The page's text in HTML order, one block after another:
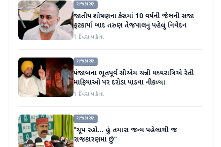
રાજકારણ
જાતીય શોષણના કેસમાં 10 વર્ષની જેલની સજા
ફટકાર્યા બાદ તરુણ તેજપાલનું પહેલું નિવેદન
1 દિવસ પહેલા
રાજકારણ
પંજાબના ભૂતપૂર્વ સીએમ ચન્ની મધ્યરાત્રિએ રેતી
માફિયાઓ પર દરોડા પાડવા નીકળ્યા
1 દિવસ પહેલા
રાજકારણ
"ચૂપ રહો... હું તમારા જન્મ પહેલાથી જ
રાજકારણમાં છું"